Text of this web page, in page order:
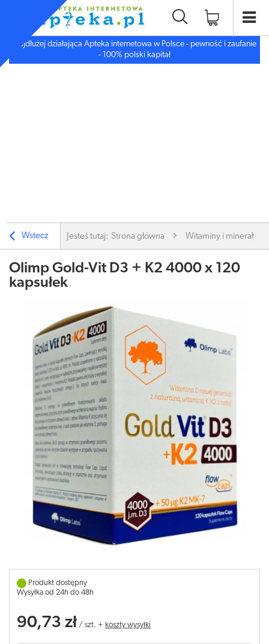
Najdłużej działająca Apteka internetowa w Polsce - pewność i zaufanie
- 100% polski kapitał
Wstecz Jesteś tutaj: Strona główna Witaminy i minerały
Olimp Gold-Vit D3 + K2 4000 x 120
kapsułek
Produkt dostępny
Wysyłka od 24h do 48h
90,73 zł / szt. + koszty wysyłki